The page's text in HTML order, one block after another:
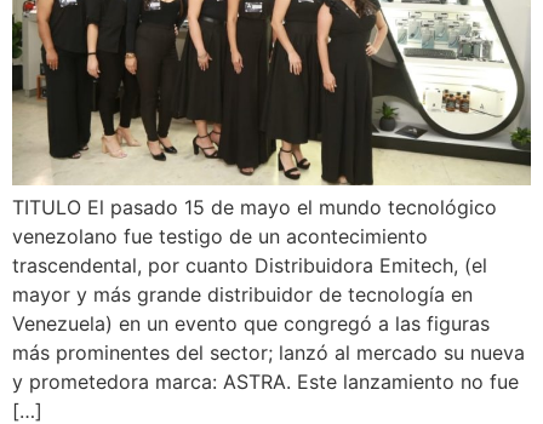
TITULO El pasado 15 de mayo el mundo tecnológico
venezolano fue testigo de un acontecimiento
trascendental, por cuanto Distribuidora Emitech, (el
mayor y más grande distribuidor de tecnología en
Venezuela) en un evento que congregó a las figuras
más prominentes del sector; lanzó al mercado su nueva
y prometedora marca: ASTRA. Este lanzamiento no fue
[…]